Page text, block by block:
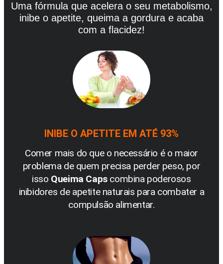
Uma fórmula que acelera o seu metabolismo,
inibe o apetite, queima a gordura e acaba
com a flacidez!
INIBE O APETITE EM ATÉ 93%
Comer mais do que o necessário é o maior
problema de quem precisa perder peso, por
isso Queima Capscombina poderosos
inibidores de apetite naturais para combater a
compulsão alimentar.